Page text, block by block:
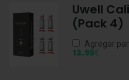
Uwell
(Pack 4)
Agregar
12,95€